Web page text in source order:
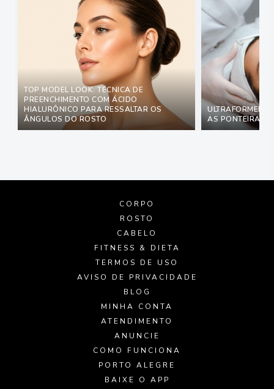
TOP MODEL LOOK: TÉCNICA DE
PREENCHIMENTO COM ÁCIDO
HIALURÔNICO PARA RESSALTAR OS
ÂNGULOS DO ROSTO
ULTRAFORMER:
AS PONTEIRAS
CORPO
ROSTO
CABELO
FITNESS & DIETA
TERMOS DE USO
AVISO DE PRIVACIDADE
BLOG
MINHA CONTA
ATENDIMENTO
ANUNCIE
COMO FUNCIONA
PORTO ALEGRE
BAIXE O APP